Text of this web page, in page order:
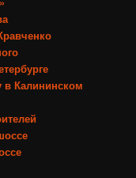
в Калининском